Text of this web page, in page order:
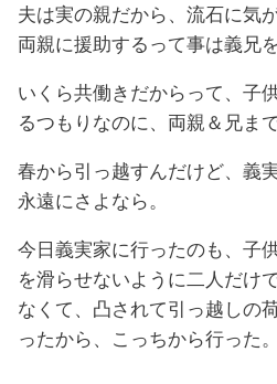
夫は実の親だから、流石に気
両親に援助するって事は義兄
いくら共働きだからって、子
るつもりなのに、両親＆兄ま
春から引っ越すんだけど、義
永遠にさよなら。
今日義実家に行ったのも、子
を滑らせないように二人だけ
なくて、凸されて引っ越しの
ったから、こっちから行った。